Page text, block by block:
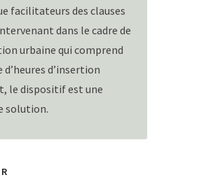
facilitateurs des clauses
dans le cadre de
urbaine qui comprend
d’heures d’insertion
le dispositif est une
solution.